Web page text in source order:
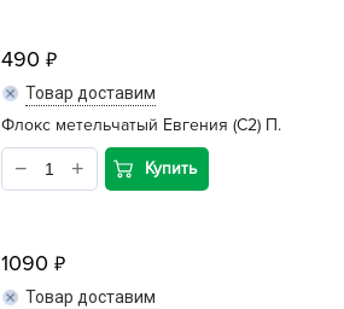
490
Товар доставим
Флокс метельчатый Евгения (С2) П.
Купить
1090
Товар доставим